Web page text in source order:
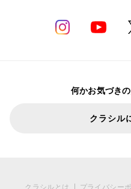
何かお気づき
クラシル
クラシルとは プライバシー